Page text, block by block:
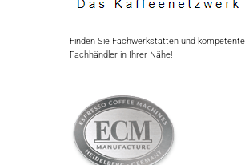
Finden Sie Fachwerkstätten und kompetente
Fachhändler in Ihrer Nähe!